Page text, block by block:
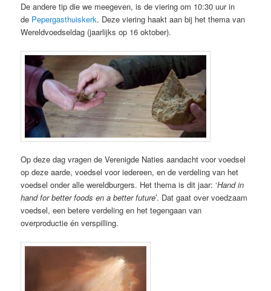
De andere tip die we meegeven, is de viering om 10:30 uur in
de Pepergasthuiskerk. Deze viering haakt aan bij het thema van
Wereldvoedseldag (jaarlijks op 16 oktober).
Op deze dag vragen de Verenigde Naties aandacht voor voedsel
op deze aarde, voedsel voor iedereen, en de verdeling van het
voedsel onder alle wereldburgers. Het thema is dit jaar: ‘Hand in
hand for better foods en a better future’. Dat gaat over voedzaam
voedsel, een betere verdeling en het tegengaan van
overproductie én verspilling.